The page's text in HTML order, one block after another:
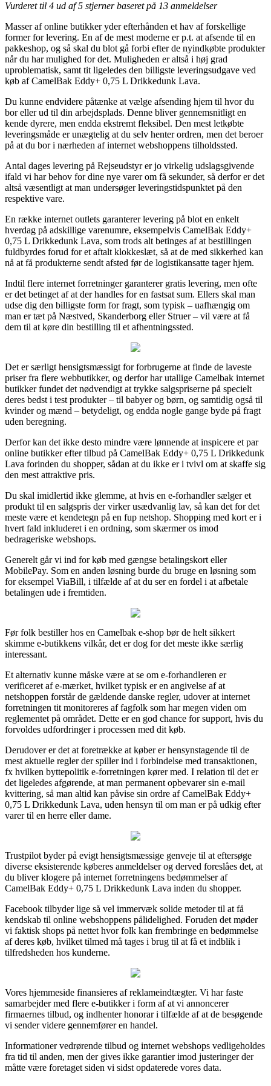
Vurderet til 4 ud af 5 stjerner baseret på 13 anmeldelser
Masser af online butikker yder efterhånden et hav af forskellige
former for levering. En af de mest moderne er p.t. at afsende til en
pakkeshop, og så skal du blot gå forbi efter de nyindkøbte produkter
når du har mulighed for det. Muligheden er altså i høj grad
uproblematisk, samt tit ligeledes den billigste leveringsudgave ved
køb af CamelBak Eddy+ 0,75 L Drikkedunk Lava.
Du kunne endvidere påtænke at vælge afsending hjem til hvor du
bor eller ud til din arbejdsplads. Denne bliver gennemsnitligt en
kende dyrere, men endda ekstremt fleksibel. Den mest letkøbte
leveringsmåde er unægtelig at du selv henter ordren, men det beroer
på at du bor i nærheden af internet webshoppens tilholdssted.
Antal dages levering på Rejseudstyr er jo virkelig udslagsgivende
ifald vi har behov for dine nye varer om få sekunder, så derfor er det
altså væsentligt at man undersøger leveringstidspunktet på den
respektive vare.
En række internet outlets garanterer levering på blot en enkelt
hverdag på adskillige varenumre, eksempelvis CamelBak Eddy+
0,75 L Drikkedunk Lava, som trods alt betinges af at bestillingen
fuldbyrdes forud for et aftalt klokkeslæt, så at de med sikkerhed kan
nå at få produkterne sendt afsted før de logistikansatte tager hjem.
Indtil flere internet forretninger garanterer gratis levering, men ofte
er det betinget af at der handles for en fastsat sum. Ellers skal man
udse dig den billigste form for fragt, som typisk – uafhængig om
man er tæt på Næstved, Skanderborg eller Struer – vil være at få
dem til at køre din bestilling til et afhentningssted.
Det er særligt hensigtsmæssigt for forbrugerne at finde de laveste
priser fra flere webbutikker, og derfor har utallige Camelbak internet
butikker fundet det nødvendigt at trykke salgspriserne på specielt
deres bedst i test produkter – til babyer og børn, og samtidig også til
kvinder og mænd – betydeligt, og endda nogle gange byde på fragt
uden beregning.
Derfor kan det ikke desto mindre være lønnende at inspicere et par
online butikker efter tilbud på CamelBak Eddy+ 0,75 L Drikkedunk
Lava forinden du shopper, sådan at du ikke er i tvivl om at skaffe sig
den mest attraktive pris.
Du skal imidlertid ikke glemme, at hvis en e-forhandler sælger et
produkt til en salgspris der virker usædvanlig lav, så kan det for det
meste være et kendetegn på en fup netshop. Shopping med kort er i
hvert fald inkluderet i en ordning, som skærmer os imod
bedrageriske webshops.
Generelt går vi ind for køb med gængse betalingskort eller
MobilePay. Som en anden løsning burde du bruge en løsning som
for eksempel ViaBill, i tilfælde af at du ser en fordel i at afbetale
betalingen ude i fremtiden.
Før folk bestiller hos en Camelbak e-shop bør de helt sikkert
skimme e-butikkens vilkår, det er dog for det meste ikke særlig
interessant.
Et alternativ kunne måske være at se om e-forhandleren er
verificeret af e-mærket, hvilket typisk er en angivelse af at
netshoppen forstår de gældende danske regler, udover at internet
forretningen tit monitoreres af fagfolk som har megen viden om
reglementet på området. Dette er en god chance for support, hvis du
forvoldes udfordringer i processen med dit køb.
Derudover er det at foretrække at køber er hensynstagende til de
mest aktuelle regler der spiller ind i forbindelse med transaktionen,
fx hvilken byttepolitik e-forretningen kører med. I relation til det er
det ligeledes afgørende, at man permanent opbevarer sin e-mail
kvittering, så man altid kan påvise sin ordre af CamelBak Eddy+
0,75 L Drikkedunk Lava, uden hensyn til om man er på udkig efter
varer til en herre eller dame.
Trustpilot byder på evigt hensigtsmæssige genveje til at eftersøge
diverse eksisterende køberes anmeldelser og derved foreslåes det, at
du bliver klogere på internet forretningens bedømmelser af
CamelBak Eddy+ 0,75 L Drikkedunk Lava inden du shopper.
Facebook tilbyder lige så vel immervæk solide metoder til at få
kendskab til online webshoppens pålidelighed. Foruden det møder
vi faktisk shops på nettet hvor folk kan frembringe en bedømmelse
af deres køb, hvilket tilmed må tages i brug til at få et indblik i
tilfredsheden hos kunderne.
Vores hjemmeside finansieres af reklameindtægter. Vi har faste
samarbejder med flere e-butikker i form af at vi annoncerer
firmaernes tilbud, og indhenter honorar i tilfælde af at de besøgende
vi sender videre gennemfører en handel.
Informationer vedrørende tilbud og internet webshops vedligeholdes
fra tid til anden, men der gives ikke garantier imod justeringer der
måtte være foretaget siden vi sidst opdaterede vores data.